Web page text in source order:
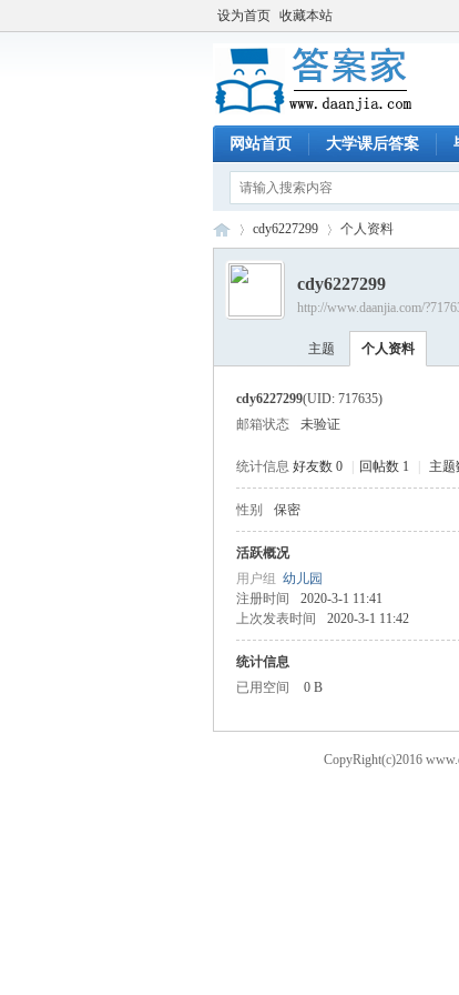
设为首页 收藏本站
网站首页 大学课后答案
›
cdy6227299 个人资料
cdy6227299
http://www.daanjia.com/
主题 个人资料
cdy6227299(UID: 717635)
邮箱状态
未验证
统计信息 好友数 0 回帖数 1 主题
性别 保密
活跃概况
用户组 幼儿园
注册时间
2020-3-1 11:41
上次发表时间
2020-3-1 11:42
统计信息
已用空间
0 B
CopyRight(c)2016